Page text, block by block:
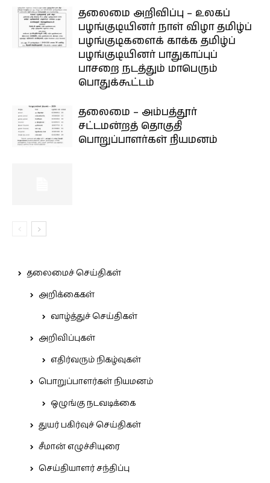
தலைமை அறிவிப்பு – உலகப்
பழங்குடியினர் நாள் விழா தமிழ்ப்
பழங்குடிகளைக் காக்க தமிழ்ப்
பழங்குடியினர் பாதுகாப்புப்
பாசறை நடத்தும் மாபெரும்
பொதுக்கூட்டம்
தலைமை – அம்பத்தூர்
சட்டமன்றத் தொகுதி
பொறுப்பாளர்கள் நியமனம்
தலைமைச் செய்திகள்
அறிக்கைகள்
வாழ்த்துச் செய்திகள்
அறிவிப்புகள்
எதிர்வரும் நிகழ்வுகள்
பொறுப்பாளர்கள் நியமனம்
ஒழுங்கு நடவடிக்கை
துயர் பகிர்வுச் செய்திகள்
சீமான் எழுச்சியுரை
செய்தியாளர் சந்திப்பு